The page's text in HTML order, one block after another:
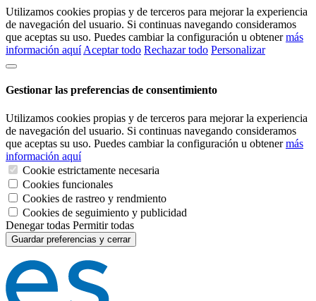
Utilizamos cookies propias y de terceros para mejorar la experiencia
de navegación del usuario. Si continuas navegando consideramos
que aceptas su uso. Puedes cambiar la configuración u obtenermás
información aquí Aceptar todo Rechazar todo Personalizar
Gestionar las preferencias de consentimiento
Utilizamos cookies propias y de terceros para mejorar la experiencia
de navegación del usuario. Si continuas navegando consideramos
que aceptas su uso. Puedes cambiar la configuración u obtenermás
información aquí
Cookie estrictamente necesaria
Cookies funcionales
Cookies de rastreo y rendmiento
Cookies de seguimiento y publicidad
Denegar todas Permitir todas
Guardar preferencias y cerrar